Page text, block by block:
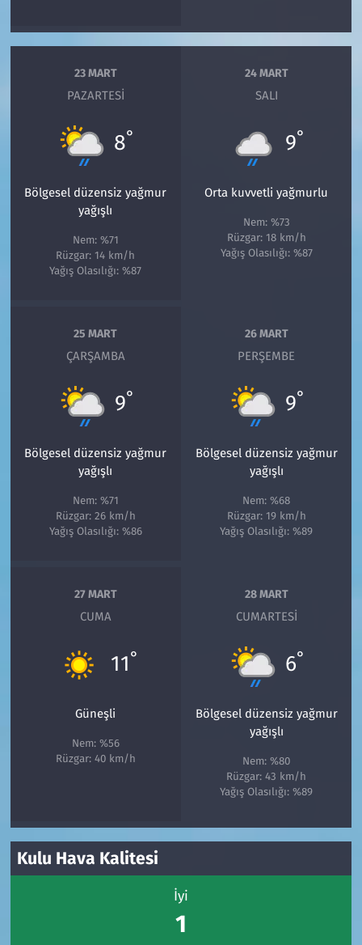
23 MART
PAZARTESI
8°
Bölgesel düzensiz yağmur
yağışlı
Nem: %71
Rüzgar: 14 km/h
Yağış Olasılığı: %87
24 MART
SALI
9°
Orta kuvvetli yağmurlu
Nem: %73
Rüzgar: 18 km/h
Yağış Olasılığı: %87
25 MART
ÇARŞAMBA
9°
Bölgesel düzensiz yağmur
yağışlı
Nem: %71
Rüzgar: 26 km/h
Yağış Olasılığı: %86
26 MART
PERŞEMBE
9°
Bölgesel düzensiz yağmur
yağışlı
Nem: %68
Rüzgar: 19 km/h
Yağış Olasılığı: %89
27 MART
CUMA
11°
Güneşli
Nem: %56
Rüzgar: 40 km/h
28 MART
CUMARTESI
6°
Bölgesel düzensiz yağmur
yağışlı
Nem: %80
Rüzgar: 43 km/h
Yağış Olasılığı: %89
Kulu Hava Kalitesi
İyi
1